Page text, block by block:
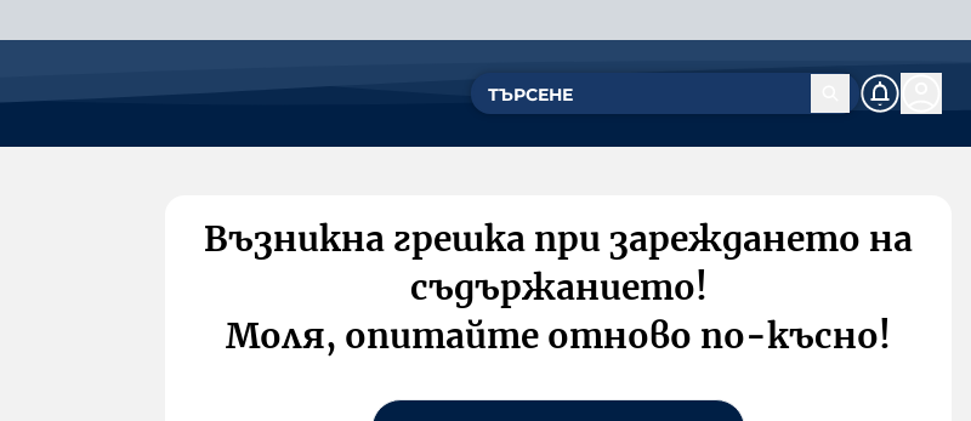
Възникна грешка при зареждането на
съдържанието!
Моля, опитайте отново по-късно!